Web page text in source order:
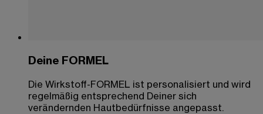
Deine FORMEL
Die Wirkstoff-FORMEL ist personalisiert und wird
regelmäßig entsprechend Deiner sich
verändernden Hautbedürfnisse angepasst.